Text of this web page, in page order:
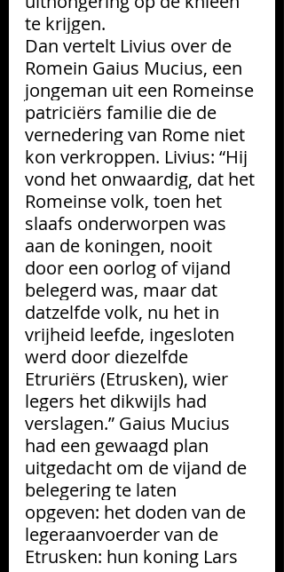
te krijgen.
Dan vertelt Livius over de
Romein Gaius Mucius, een
jongeman uit een Romeinse
patriciërs familie die de
vernedering van Rome niet
kon verkroppen. Livius: “Hij
vond het onwaardig, dat het
Romeinse volk, toen het
slaafs onderworpen was
aan de koningen, nooit
door een oorlog of vijand
belegerd was, maar dat
datzelfde volk, nu het in
vrijheid leefde, ingesloten
werd door diezelfde
Etruriërs (Etrusken), wier
legers het dikwijls had
verslagen.” Gaius Mucius
had een gewaagd plan
uitgedacht om de vijand de
belegering te laten
opgeven: het doden van de
legeraanvoerder van de
Etrusken: hun koning Lars